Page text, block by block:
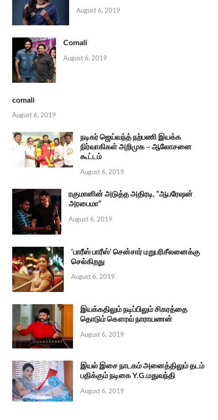
August 6, 2019
Comali
August 6, 2019
comali
August 6, 2019
நடிகர் ஜெய்வந்த் நற்பணி இயக்க
நிர்வாகிகள் அறிமுக – ஆலோசனை
கூட்டம்
August 6, 2019
ரகுமானின் அடுத்த அதிரடி, “ஆபரேஷன்
அரபைமா”
August 6, 2019
‘பாரீஸ் பாரீஸ்’ சென்சார் மறுபரிசீலனைக்கு
செல்கிறது
August 6, 2019
இயக்கதிலும் நடிப்பிலும் சிகரத்தை
தொடும் கௌரவ் நாராயணன்
August 6, 2019
இயல் இசை நாடகம் அனைத்திலும் தடம்
பதிக்கும் நடிகை Y.G.மதுவந்தி
August 6, 2019